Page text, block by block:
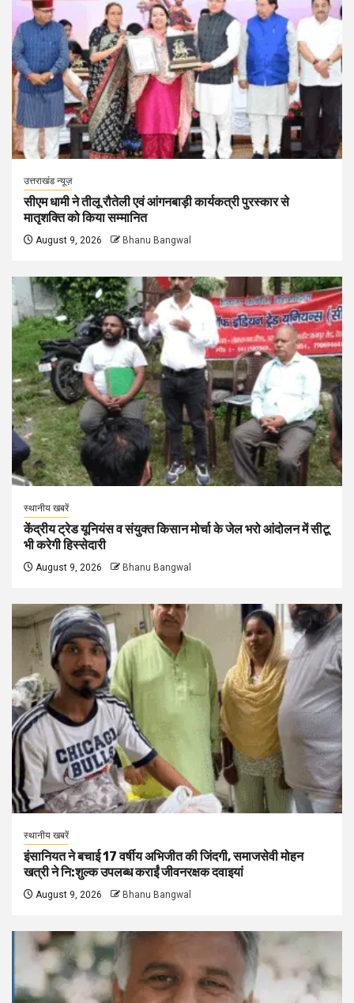
उत्तराखंड न्यूज़
सीएम धामी ने तीलू रौतेली एवं आंगनबाड़ी कार्यकत्री पुरस्कार से
मातृशक्ति को किया सम्मानित
August 9, 2026 Bhanu Bangwal
स्थानीय खबरें
केंद्रीय ट्रेड यूनियंस व संयुक्त किसान मोर्चा के जेल भरो आंदोलन में सीटू
भी करेगी हिस्सेदारी
August 9, 2026 Bhanu Bangwal
स्थानीय खबरें
इंसानियत ने बचाई 17 वर्षीय अभिजीत की जिंदगी, समाजसेवी मोहन
खत्री ने नि:शुल्क उपलब्ध कराईं जीवनरक्षक दवाइयां
August 9, 2026 Bhanu Bangwal